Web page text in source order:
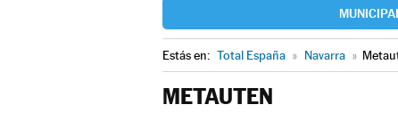
Estás en: Total España » Navarra »
METAUTEN